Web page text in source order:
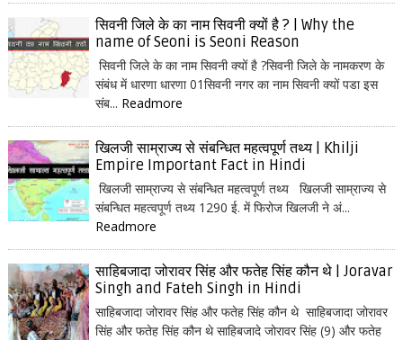
सिवनी जिले के का नाम सिवनी क्यों है ? | Why the
name of Seoni is Seoni Reason
सिवनी जिले के का नाम सिवनी क्यों है ?सिवनी जिले के नामकरण के
संबंध में धारणा धारणा 01सिवनी नगर का नाम सिवनी क्यों पडा इस
संब... Readmore
खिलजी साम्राज्य से संबन्धित महत्वपूर्ण तथ्य | Khilji
Empire Important Fact in Hindi
खिलजी साम्राज्य से संबन्धित महत्वपूर्ण तथ्य खिलजी साम्राज्य से
संबन्धित महत्वपूर्ण तथ्य 1290 ई. में फिरोज खिलजी ने अं...
Readmore
साहिबजादा जोरावर सिंह और फतेह सिंह कौन थे | Joravar
Singh and Fateh Singh in Hindi
साहिबजादा जोरावर सिंह और फतेह सिंह कौन थे साहिबजादा जोरावर
सिंह और फतेह सिंह कौन थे साहिबजादे जोरावर सिंह (9) और फतेह